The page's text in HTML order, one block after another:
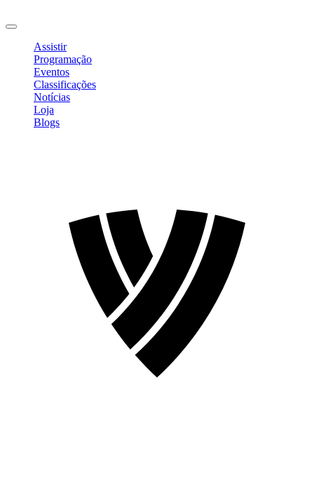
Assistir
Programação
Eventos
Classificações
Notícias
Loja
Blogs